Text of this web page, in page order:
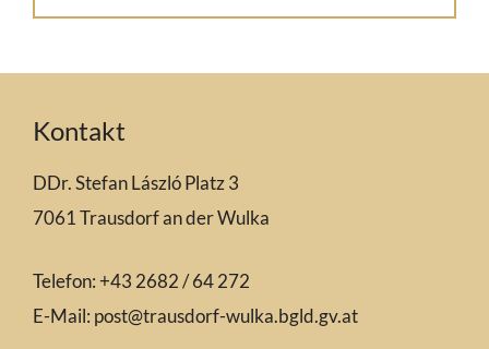
Kontakt
DDr. Stefan László Platz 3
7061 Trausdorf an der Wulka
Telefon: +43 2682 / 64 272
E-Mail: post@trausdorf-wulka.bgld.gv.at